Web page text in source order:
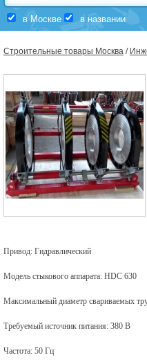
в Москве в названии
Строительные товары Москва /
Привод: Гидравлический
Модель стыкового аппарата: HDC 630
Максимальный диаметр свариваемых
Требуемый источник питания: 380 В
Частота: 50 Гц